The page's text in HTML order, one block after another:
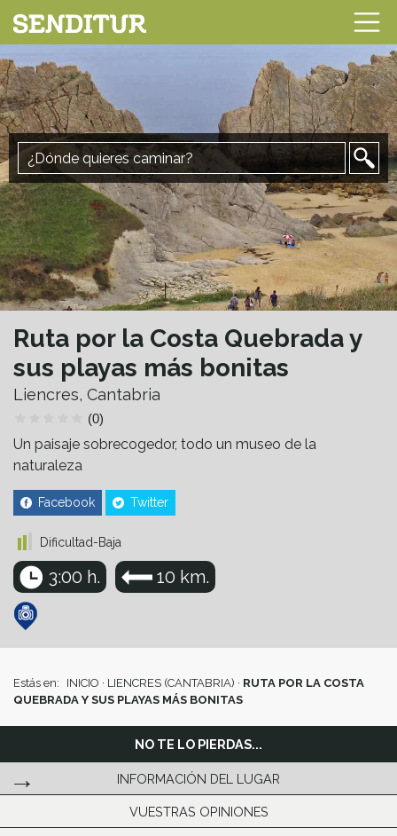
Ruta por la Costa Quebrada y
sus playas más bonitas
Liencres, Cantabria
(0)
Un paisaje sobrecogedor, todo un museo de la
naturaleza
Facebook Twitter
Dificultad-Baja
3:00 h. 10 km.
Estás en: INICIO · LIENCRES (CANTABRIA) · RUTA POR LA COSTA
QUEBRADA Y SUS PLAYAS MÁS BONITAS
NO TE LO PIERDAS...
INFORMACIÓN DEL LUGAR
VUESTRAS OPINIONES